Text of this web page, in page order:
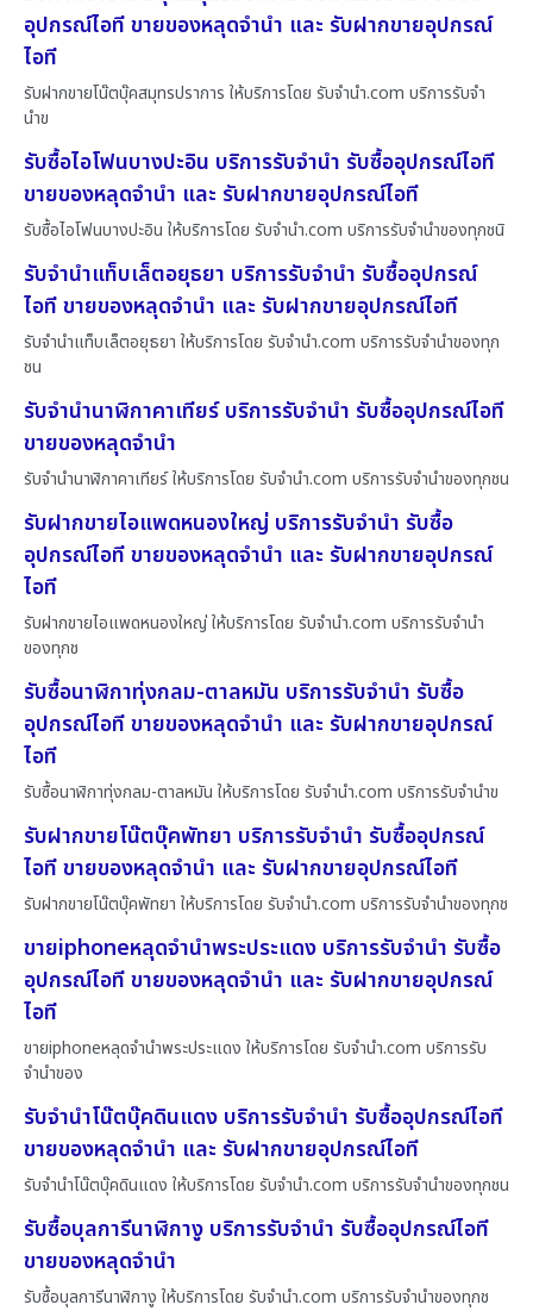
อุปกรณ์ไอที ขายของหลุดจำนำ และ รับฝากขายอุปกรณ์
ไอที
รับฝากขายโน๊ตบุ๊คสมุทรปราการ ให้บริการโดย รับจํานํา.com บริการรับจำ
นำข
รับซื้อไอโฟนบางปะอิน บริการรับจำนำ รับซื้ออุปกรณ์ไอที
ขายของหลุดจำนำ และ รับฝากขายอุปกรณ์ไอที
รับซื้อไอโฟนบางปะอิน ให้บริการโดย รับจํานํา.com บริการรับจำนำของทุกชนิ
รับจำนำแท็บเล็ตอยุธยา บริการรับจำนำ รับซื้ออุปกรณ์
ไอที ขายของหลุดจำนำ และ รับฝากขายอุปกรณ์ไอที
รับจำนำแท็บเล็ตอยุธยา ให้บริการโดย รับจํานํา.com บริการรับจำนำของทุก
ชน
รับจำนำนาฬิกาคาเทียร์ บริการรับจำนำ รับซื้ออุปกรณ์ไอที
ขายของหลุดจำนำ
รับจำนำนาฬิกาคาเทียร์ ให้บริการโดย รับจํานํา.com บริการรับจำนำของทุกชน
รับฝากขายไอแพดหนองใหญ่ บริการรับจำนำ รับซื้อ
อุปกรณ์ไอที ขายของหลุดจำนำ และ รับฝากขายอุปกรณ์
ไอที
รับฝากขายไอแพดหนองใหญ่ ให้บริการโดย รับจํานํา.com บริการรับจำนำ
ของทุกช
รับซื้อนาฬิกาทุ่งกลม-ตาลหมัน บริการรับจำนำ รับซื้อ
อุปกรณ์ไอที ขายของหลุดจำนำ และ รับฝากขายอุปกรณ์
ไอที
รับซื้อนาฬิกาทุ่งกลม-ตาลหมัน ให้บริการโดย รับจํานํา.com บริการรับจำนำข
รับฝากขายโน๊ตบุ๊คพัทยา บริการรับจำนำ รับซื้ออุปกรณ์
ไอที ขายของหลุดจำนำ และ รับฝากขายอุปกรณ์ไอที
รับฝากขายโน๊ตบุ๊คพัทยา ให้บริการโดย รับจํานํา.com บริการรับจำนำของทุกช
ขายiphoneหลุดจำนำพระประแดง บริการรับจำนำ รับซื้อ
อุปกรณ์ไอที ขายของหลุดจำนำ และ รับฝากขายอุปกรณ์
ไอที
ขายiphoneหลุดจำนำพระประแดง ให้บริการโดย รับจํานํา.com บริการรับ
จำนำของ
รับจำนำโน๊ตบุ๊คดินแดง บริการรับจำนำ รับซื้ออุปกรณ์ไอที
ขายของหลุดจำนำ และ รับฝากขายอุปกรณ์ไอที
รับจำนำโน๊ตบุ๊คดินแดง ให้บริการโดย รับจํานํา.com บริการรับจำนำของทุกชน
รับซื้อบุลการีนาฬิกางู บริการรับจำนำ รับซื้ออุปกรณ์ไอที
ขายของหลุดจำนำ
รับซื้อบุลการีนาฬิกางู ให้บริการโดย รับจํานํา.com บริการรับจำนำของทุกช